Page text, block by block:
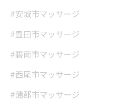
#安城市マッサージ
#豊田市マッサージ
#碧南市マッサージ
#西尾市マッサージ
#蒲郡市マッサージ